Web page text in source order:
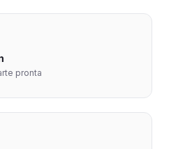
pronta